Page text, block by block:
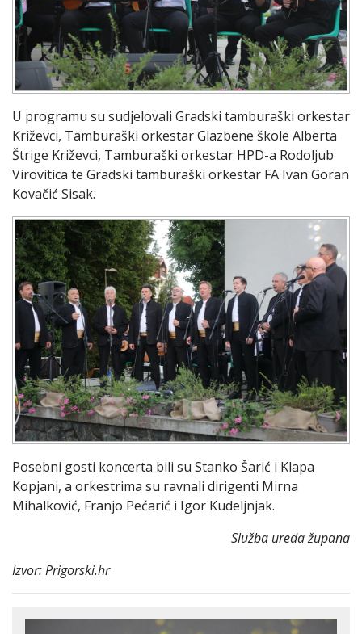
U programu su sudjelovali Gradski tamburaški orkestar
Križevci, Tamburaški orkestar Glazbene škole Alberta
Štrige Križevci, Tamburaški orkestar HPD-a Rodoljub
Virovitica te Gradski tamburaški orkestar FA Ivan Goran
Kovačić Sisak.
Posebni gosti koncerta bili su Stanko Šarić i Klapa
Kopjani, a orkestrima su ravnali dirigenti Mirna
Mihalković, Franjo Pećarić i Igor Kudeljnjak.
Služba ureda župana
Izvor: Prigorski.hr